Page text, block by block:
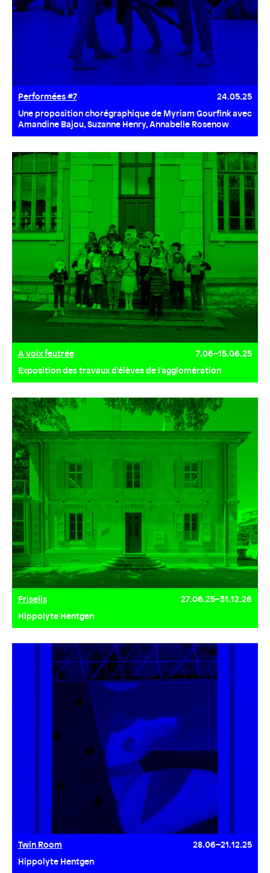
Performées #7
24.05.25
Une proposition chorégraphique de Myriam Gourfink avec
Amandine Bajou, Suzanne Henry, Annabelle Rosenow
A voix feutrée
7.06–15.06.25
Exposition des travaux d'élèves de l'agglomération
Friselis
27.06.25–31.12.26
Hippolyte Hentgen
Twin Room
28.06–21.12.25
Hippolyte Hentgen